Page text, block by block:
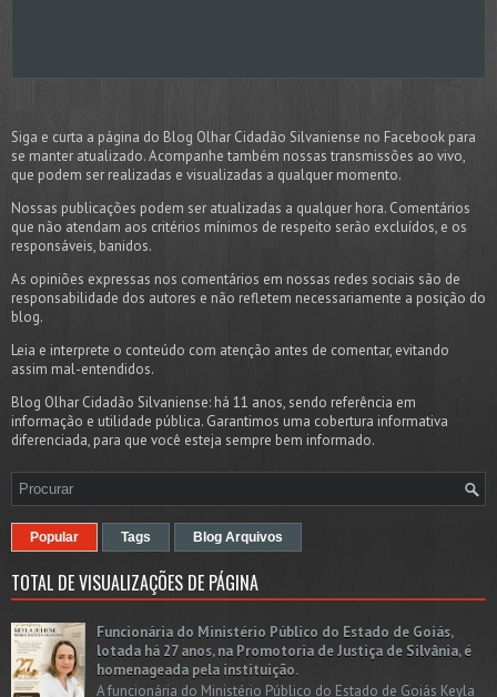
Siga e curta a página do Blog Olhar Cidadão Silvaniense no Facebook para
se manter atualizado. Acompanhe também nossas transmissões ao vivo,
que podem ser realizadas e visualizadas a qualquer momento.
Nossas publicações podem ser atualizadas a qualquer hora. Comentários
que não atendam aos critérios mínimos de respeito serão excluídos, e os
responsáveis, banidos.
As opiniões expressas nos comentários em nossas redes sociais são de
responsabilidade dos autores e não refletem necessariamente a posição do
blog.
Leia e interprete o conteúdo com atenção antes de comentar, evitando
assim mal-entendidos.
Blog Olhar Cidadão Silvaniense: há 11 anos, sendo referência em
informação e utilidade pública. Garantimos uma cobertura informativa
diferenciada, para que você esteja sempre bem informado.
Popular Tags Blog Arquivos
TOTAL DE VISUALIZAÇÕES DE PÁGINA
Funcionária do Ministério Público do Estado de Goiás,
lotada há 27 anos, na Promotoria de Justiça de Silvânia, é
homenageada pela instituição.
A funcionária do Ministério Público do Estado de Goiás Keyla